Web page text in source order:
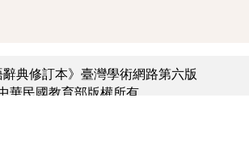
辭典修訂本》臺灣學術網路第六版
華民國教育部版權所有